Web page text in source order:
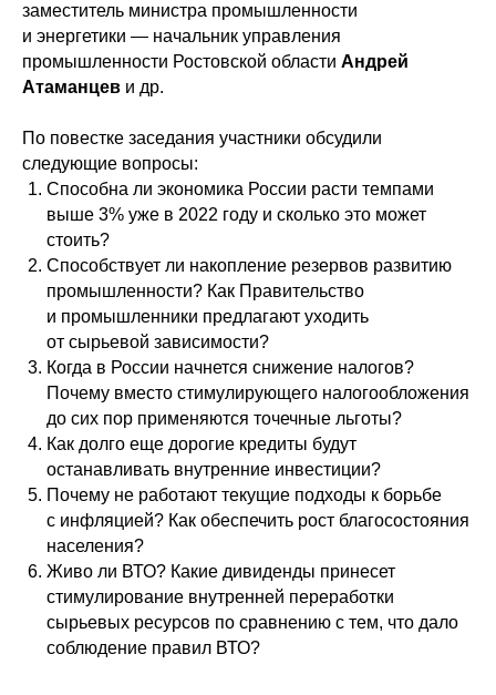
заместитель министра промышленности
и энергетики — начальник управления
промышленности Ростовской области Андрей
Атаманцев и др.
По повестке заседания участники обсудили
следующие вопросы:
Способна ли экономика России расти темпами
выше 3% уже в 2022 году и сколько это может
стоить?
Способствует ли накопление резервов развитию
промышленности? Как Правительство
и промышленники предлагают уходить
от сырьевой зависимости?
Когда в России начнется снижение налогов?
Почему вместо стимулирующего налогообложения
до сих пор применяются точечные льготы?
Как долго еще дорогие кредиты будут
останавливать внутренние инвестиции?
Почему не работают текущие подходы к борьбе
с инфляцией? Как обеспечить рост благосостояния
населения?
Живо ли ВТО? Какие дивиденды принесет
стимулирование внутренней переработки
сырьевых ресурсов по сравнению с тем, что дало
соблюдение правил ВТО?